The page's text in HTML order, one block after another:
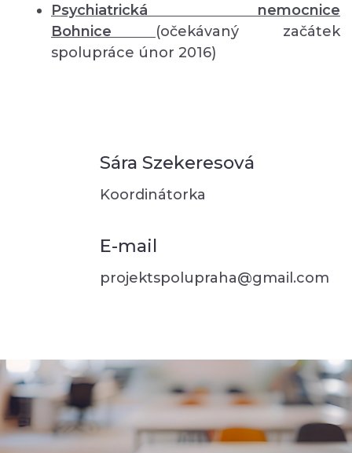
Psychiatrická nemocnice
Bohnice (očekávaný začátek
spolupráce únor 2016)
Sára Szekeresová
Koordinátorka
E-mail
projektspolupraha@gmail.com